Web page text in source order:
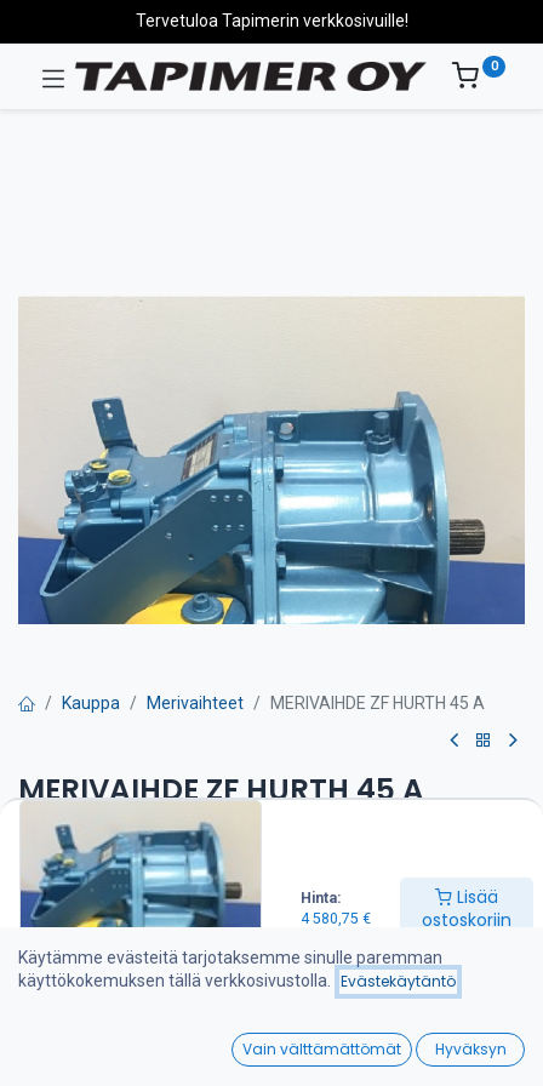
Hinta:
4 580,75 €
Lisää
ostoskoriin
Wishlist
Tervetuloa Tapimerin verkkosivuille!
0
Kauppa Merivaihteet MERIVAIHDE ZF HURTH 45 A
MERIVAIHDE ZF HURTH 45 A
Pyydä tarjous
Välitys: 2:1
Sopii suoraan esim. HSW450 A tilalle
4 580,75€
Käytämme evästeitä tarjotaksemme sinulle paremman
käyttökokemuksen tällä verkkosivustolla.
Evästekäytäntö
Vain välttämättömät Hyväksyn